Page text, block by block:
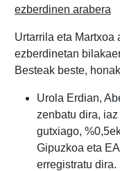
ezberdinen arabera
Urtarrila eta Martxoa
ezberdinetan
Besteak beste,
Urola Erdian,
zenbatu dira,
gutxiago,
Gipuzkoa eta
erregistratu dira.